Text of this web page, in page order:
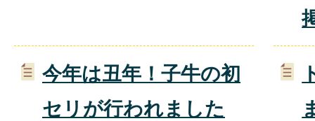
今年は丑年！子牛の初
セリが行われました